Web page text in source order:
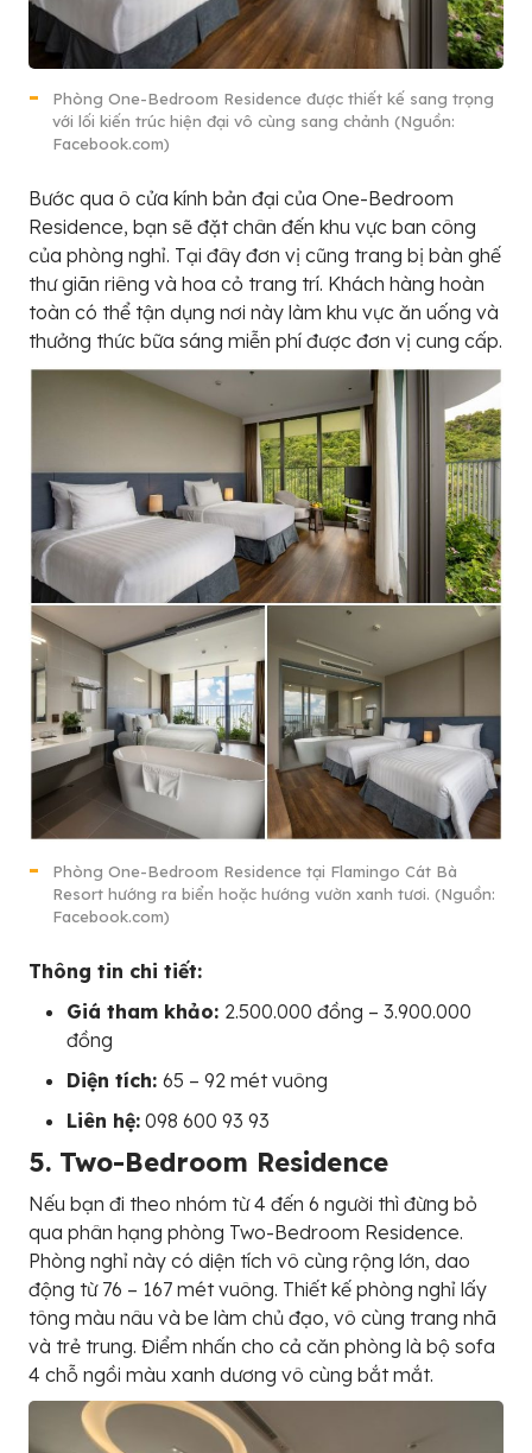
Phòng One-Bedroom Residence được thiết kế sang trọng
với lối kiến trúc hiện đại vô cùng sang chảnh (Nguồn:
Facebook.com)
Bước qua ô cửa kính bản đại của One-Bedroom
Residence, bạn sẽ đặt chân đến khu vực ban công
của phòng nghỉ. Tại đây đơn vị cũng trang bị bàn ghế
thư giãn riêng và hoa cỏ trang trí. Khách hàng hoàn
toàn có thể tận dụng nơi này làm khu vực ăn uống và
thưởng thức bữa sáng miễn phí được đơn vị cung cấp.
Phòng One-Bedroom Residence tại Flamingo Cát Bà
Resort hướng ra biển hoặc hướng vườn xanh tươi. (Nguồn:
Facebook.com)
Thông tin chi tiết:
Giá tham khảo: 2.500.000 đồng – 3.900.000
đồng
Diện tích: 65 – 92 mét vuông
Liên hệ: 098 600 93 93
5. Two-Bedroom Residence
Nếu bạn đi theo nhóm từ 4 đến 6 người thì đừng bỏ
qua phân hạng phòng Two-Bedroom Residence.
Phòng nghỉ này có diện tích vô cùng rộng lớn, dao
động từ 76 – 167 mét vuông. Thiết kế phòng nghỉ lấy
tông màu nâu và be làm chủ đạo, vô cùng trang nhã
và trẻ trung. Điểm nhấn cho cả căn phòng là bộ sofa
4 chỗ ngồi màu xanh dương vô cùng bắt mắt.